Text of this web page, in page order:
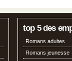
top 5 des
Romans adultes
Romans jeunesse